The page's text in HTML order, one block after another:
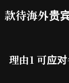
款待海外贵
理由1 可应